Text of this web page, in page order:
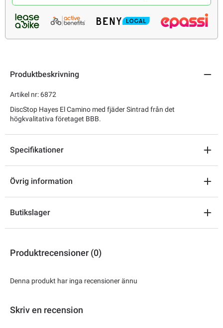
Produktbeskrivning
Artikel nr: 6872
DiscStop Hayes El Camino med fjäder Sintrad från det
högkvalitativa företaget BBB.
Specifikationer
Övrig information
Butikslager
Produktrecensioner (0)
Denna produkt har inga recensioner ännu
Skriv en recension